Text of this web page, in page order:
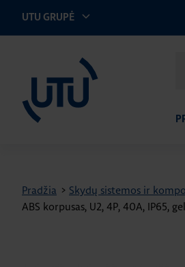
UTU GRUPĖ
Pradžia > Skydų sistemos ir
ABS korpusas, U2, 4P, 40A, IP65,